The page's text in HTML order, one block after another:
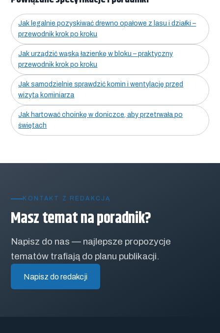
Jak legalnie pozyskiwać drewno opałowe z lasu i działki –
przewodnik krok po kroku
Jak urządzić wąską łazienkę w bloku – praktyczny
przewodnik krok po kroku
Jak samodzielnie sprawdzić komin i wentylację przed
wizytą kominiarza
Jak hartować choinkę w doniczce, aby przetrwała po
świętach
KONTAKT Z REDAKCJĄ
Masz temat na poradnik?
Napisz do nas — najlepsze propozycje
tematów trafiają do planu publikacji.
Napisz do redakcji